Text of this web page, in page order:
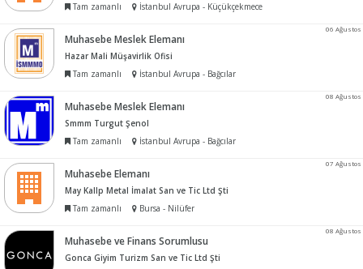
Tam zamanlı
İstanbul Avrupa - Küçükçekmece
06 Ağustos
Muhasebe Meslek Elemanı
Hazar Mali Müşavirlik Ofisi
Tam zamanlı
İstanbul Avrupa - Bağcılar
08 Ağustos
Muhasebe Meslek Elemanı
Smmm Turgut Şenol
Tam zamanlı
İstanbul Avrupa - Bağcılar
07 Ağustos
Muhasebe Elemanı
May KalIp Metal İmalat San ve Tic Ltd Şti
Tam zamanlı
Bursa - Nilüfer
08 Ağustos
Muhasebe ve Finans Sorumlusu
Gonca Giyim Turizm San ve Tic Ltd Şti